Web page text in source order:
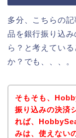
多分、こちらの
品を銀行振り込
ら？と考えてい
か？でも、、、。
そもそも、
振り込みの決済
れば、
みは、使えない